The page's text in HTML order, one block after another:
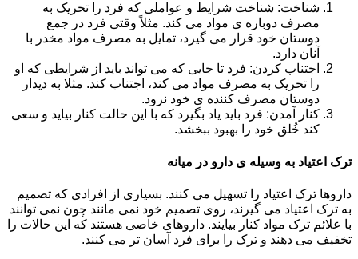
شناخت: شناخت شرایط و عواملی که فرد را تحریک به
مصرف دوباره ی مواد می کند. مثلاً وقتی فرد در جمع
دوستان خود قرار می گیرد، تمایل به مصرف مواد مخدر با
آنان دارد.
اجتناب کردن: فرد تا جایی که می تواند باید از شرایطی که او
را تحریک به مصرف مواد می کند، اجتناب کند. مثلا به دیدار
دوستان مصرف کننده ی خود نرود.
کنار آمدن: فرد باید یاد بگیرد که با این حالت کنار بیاید و سعی
کند خُلق خود را بهبود ببخشد.
ترک اعتیاد به وسیله ی دارو در میانه
داروها ترک اعتیاد را تسهیل می کنند. بسیاری از افرادی که تصمیم
به ترک اعتیاد می گیرند، روی تصمیم خود نمی مانند چون نمی توانند
با علائم ترک مواد کنار بیایند. داروهای خاصی هستند که این حالات را
تخفیف می دهند و ترک را برای فرد آسان تر می کنند.